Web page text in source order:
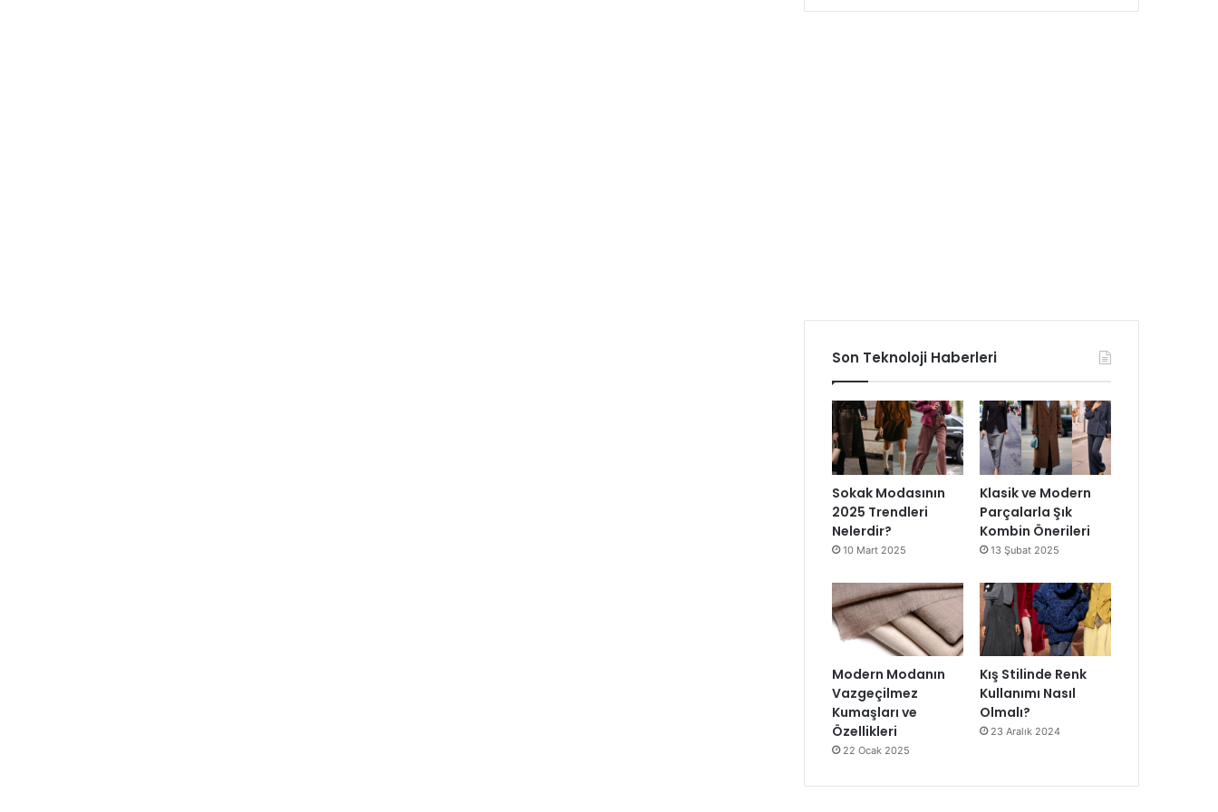
Son Teknoloji Haberleri
Sokak Modasının
2025 Trendleri
Nelerdir?
10 Mart 2025
Klasik ve Modern
Parçalarla Şık
Kombin Önerileri
13 Şubat 2025
Modern Modanın
Vazgeçilmez
Kumaşları ve
Özellikleri
22 Ocak 2025
Kış Stilinde Renk
Kullanımı Nasıl
Olmalı?
23 Aralık 2024